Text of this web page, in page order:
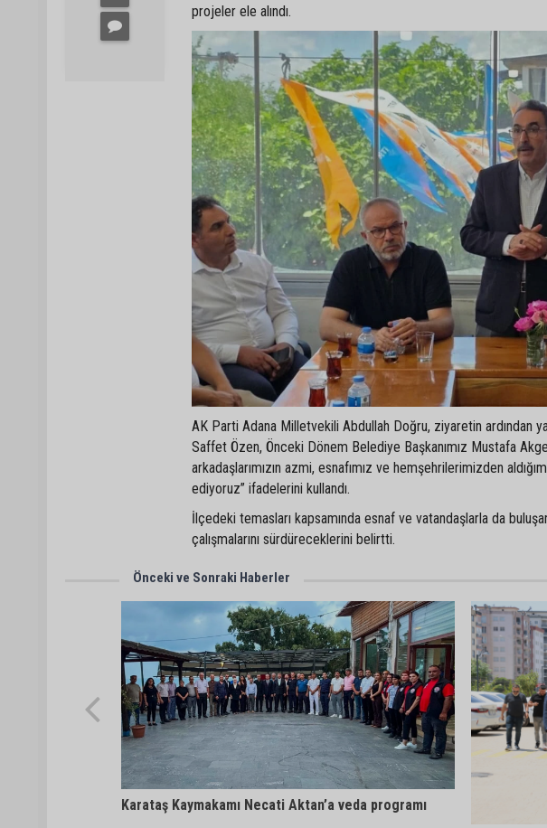
projeler ele alındı.
AK Parti Adana Milletvekili Abdullah Doğru, ziyaretin ardından
Saffet Özen, Önceki Dönem Belediye Başkanımız Mustafa
arkadaşlarımızın azmi, esnafımız ve hemşehrilerimizden
ediyoruz” ifadelerini kullandı.
İlçedeki temasları kapsamında esnaf ve vatandaşlarla da
çalışmalarını sürdüreceklerini belirtti.
Önceki ve Sonraki Haberler
Karataş Kaymakamı Necati Aktan’a veda programı